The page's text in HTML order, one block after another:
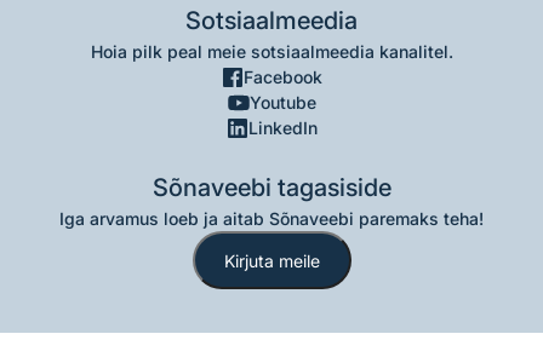
Sotsiaalmeedia
Hoia pilk peal meie sotsiaalmeedia kanalitel.
Facebook
Youtube
LinkedIn
Sõnaveebi tagasiside
Iga arvamus loeb ja aitab Sõnaveebi paremaks teha!
Kirjuta meile